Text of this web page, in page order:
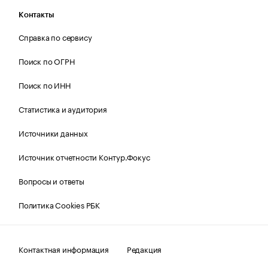
Контакты
Справка по сервису
Поиск по ОГРН
Поиск по ИНН
Статистика и аудитория
Источники данных
Источник отчетности Контур.Фокус
Вопросы и ответы
Политика Cookies РБК
Контактная информация Редакция